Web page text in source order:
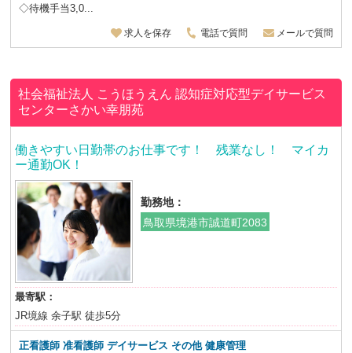
◇待機手当3,0...
求人を保存 電話で質問 メールで質問
社会福祉法人 こうほうえん認知症対応型デイサービス
センターさかい幸朋苑
働きやすい日勤帯のお仕事です！ 残業なし！ マイカ
ー通勤OK！
勤務地：
鳥取県境港市誠道町2083
最寄駅：
JR境線 余子駅 徒歩5分
正看護師 准看護師 デイサービス その他 健康管理